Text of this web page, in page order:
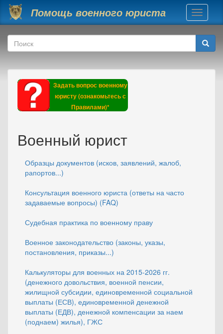
Перейти к основному содержанию
Помощь военного юриста
Toggle
Форма поиска
Поиск
Задать вопрос военному
юристу (ознакомьтесь с
Правилами)*
Военный юрист
Образцы документов (исков, заявлений, жалоб,
рапортов...)
Консультация военного юриста (ответы на часто
задаваемые вопросы) (FAQ)
Судебная практика по военному праву
Военное законодательство (законы, указы,
постановления, приказы...)
Калькуляторы для военных на 2015-2026 гг.
(денежного довольствия, военной пенсии,
жилищной субсидии, единовременной социальной
выплаты (ЕСВ), единовременной денежной
выплаты (ЕДВ), денежной компенсации за наем
(поднаем) жилья), ГЖС